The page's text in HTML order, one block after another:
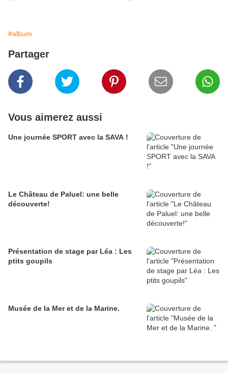
#album
Partager
Vous aimerez aussi
Une journée SPORT avec la SAVA !
Le Château de Paluel: une belle
découverte!
Présentation de stage par Léa : Les
ptits goupils
Musée de la Mer et de la Marine.